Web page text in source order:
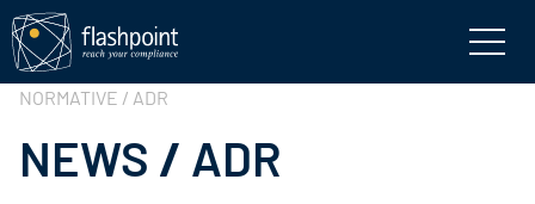
NORMATIVE / ADR
NEWS / ADR